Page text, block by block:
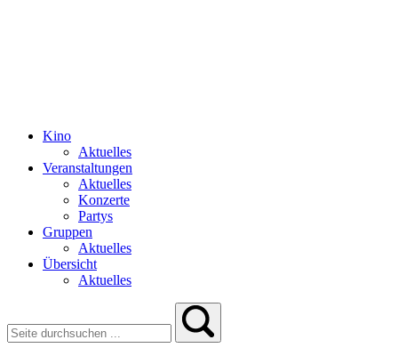
Kino
Aktuelles
Veranstaltungen
Aktuelles
Konzerte
Partys
Gruppen
Aktuelles
Übersicht
Aktuelles